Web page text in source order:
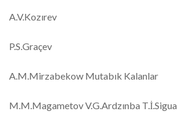
A.V.Kozırev
P.S.Graçev
A.M.Mirzabekow Mutabık Kalanlar
M.M.Magametov V.G.Ardzınba T.İ.Sigua